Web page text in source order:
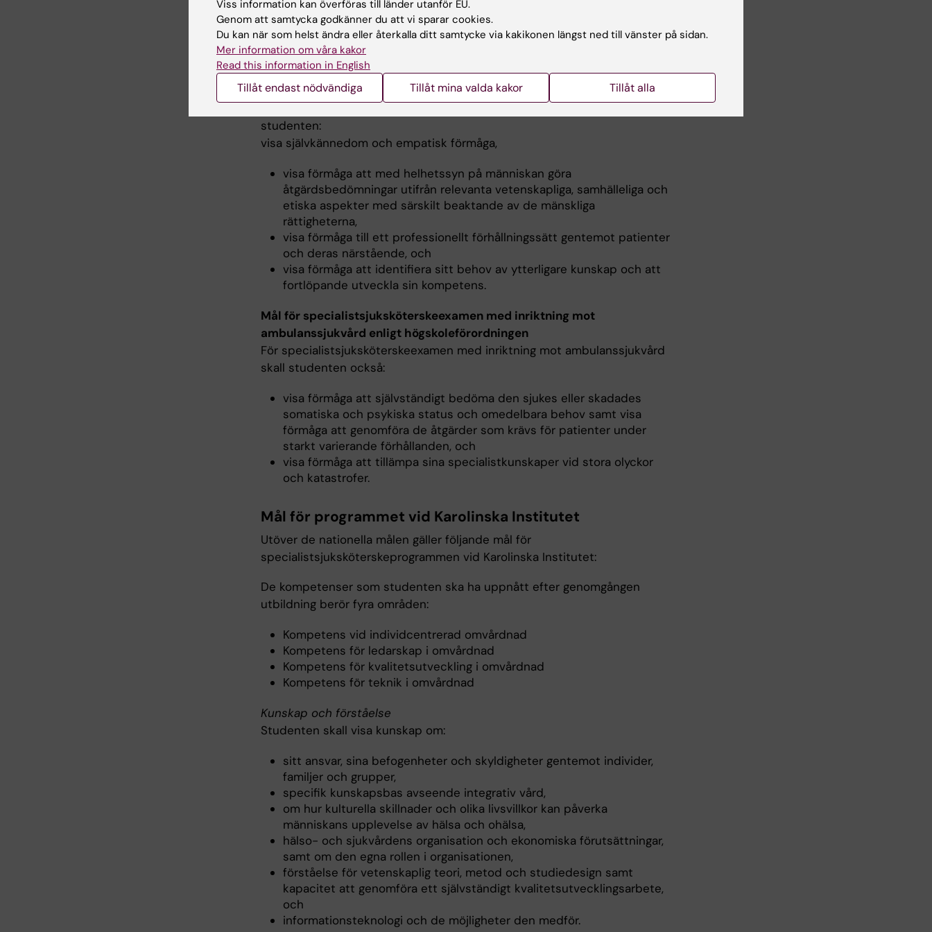
hantera komplexa frågeställningar och situationer,
visa förmåga att medverka vid och självständigt utföra
undersökningar och behandlingar inklusive vård i livets slutskede, och
visa vårdpedagogisk förmåga.
Värderingsförmåga och förhållningssätt
studenten:
visa självkännedom och empatisk förmåga,
visa förmåga att med helhetssyn på människan göra
åtgärdsbedömningar utifrån relevanta vetenskapliga, samhälleliga och
etiska aspekter med särskilt beaktande av de mänskliga
rättigheterna,
visa förmåga till ett professionellt förhållningssätt gentemot patienter
och deras närstående, och
visa förmåga att identifiera sitt behov av ytterligare kunskap och att
fortlöpande utveckla sin kompetens.
Mål för specialistsjuksköterskeexamen med inriktning mot
ambulanssjukvård enligt högskoleförordningen
För specialistsjuksköterskeexamen med inriktning mot ambulanssjukvård
skall studenten också:
visa förmåga att självständigt bedöma den sjukes eller skadades
somatiska och psykiska status och omedelbara behov samt visa
förmåga att genomföra de åtgärder som krävs för patienter under
starkt varierande förhållanden, och
visa förmåga att tillämpa sina specialistkunskaper vid stora olyckor
och katastrofer.
Mål för programmet vid Karolinska Institutet
Utöver de nationella målen gäller följande mål för
specialistsjuksköterskeprogrammen vid Karolinska Institutet:
De kompetenser som studenten ska ha uppnått efter genomgången
utbildning berör fyra områden:
Kompetens vid individcentrerad omvårdnad
Kompetens för ledarskap i omvårdnad
Kompetens för kvalitetsutveckling i omvårdnad
Kompetens för teknik i omvårdnad
Kunskap och förståelse
Studenten skall visa kunskap om:
sitt ansvar, sina befogenheter och skyldigheter gentemot individer,
familjer och grupper,
specifik kunskapsbas avseende integrativ vård,
om hur kulturella skillnader och olika livsvillkor kan påverka
människans upplevelse av hälsa och ohälsa,
hälso- och sjukvårdens organisation och ekonomiska förutsättningar,
samt om den egna rollen i organisationen,
förståelse för vetenskaplig teori, metod och studiedesign samt
kapacitet att genomföra ett självständigt kvalitetsutvecklingsarbete,
och
informationsteknologi och de möjligheter den medför.
Viss information kan överföras till länder utanför EU.
Genom att samtycka godkänner du att vi sparar cookies.
Du kan när som helst ändra eller återkalla ditt samtycke via kakikonen längst ned till vänster på sidan.
Mer information om våra kakor
Read this information in English
Tillåt endast nödvändiga Tillåt mina valda kakor Tillåt alla